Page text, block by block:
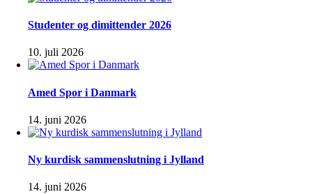
Studenter og dimittender 2026
10. juli 2026
Amed Spor i Danmark
14. juni 2026
Ny kurdisk sammenslutning i Jylland
14. juni 2026